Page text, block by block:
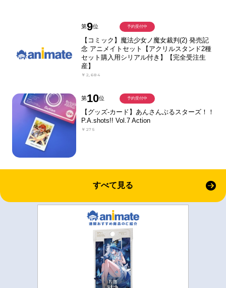
第9位
【コミック】魔法少女ノ魔女裁判(2) 発売記
念 アニメイトセット【アクリルスタンド2種
セット購入用シリアル付き】【完全受注生
産】
￥2,684
予約受付中
第10位
【グッズ-カード】あんさんぶるスターズ！！
P.A.shots!! Vol.7 Action
￥275
予約受付中
すべて見る